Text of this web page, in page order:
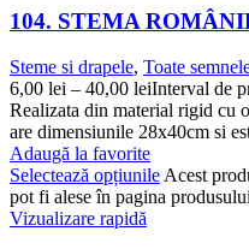
104. STEMA
Steme si drapele, Toate
6,00 lei – 40,00 leiInterval de
Realizata din material rigid cu
are dimensiunile 28x40cm si
Adaugă la favorite
Selectează opțiunileAcest
pot fi alese în pagina
Vizualizare rapidă